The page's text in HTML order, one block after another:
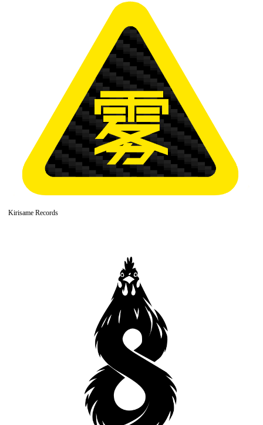
Kirisame Records